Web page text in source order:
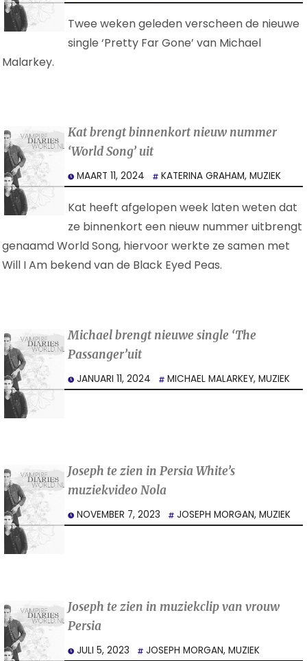
Twee weken geleden verscheen de nieuwe
single ‘Pretty Far Gone’ van Michael
Malarkey.
Kat brengt binnenkort nieuw nummer
‘World Song’ uit
MAART 11, 2024 KATERINA GRAHAM,MUZIEK
Kat heeft afgelopen week laten weten dat
ze binnenkort een nieuw nummer uitbrengt
genaamd World Song, hiervoor werkte ze samen met
Will I Am bekend van de Black Eyed Peas.
Michael brengt nieuwe single ‘The
Passanger’uit
JANUARI 11, 2024 MICHAEL MALARKEY,MUZIEK
Joseph te zien in Persia White’s
muziekvideo Nola
NOVEMBER 7, 2023 JOSEPH MORGAN,MUZIEK
Joseph te zien in muziekclip van vrouw
Persia
JULI 5, 2023 JOSEPH MORGAN,MUZIEK